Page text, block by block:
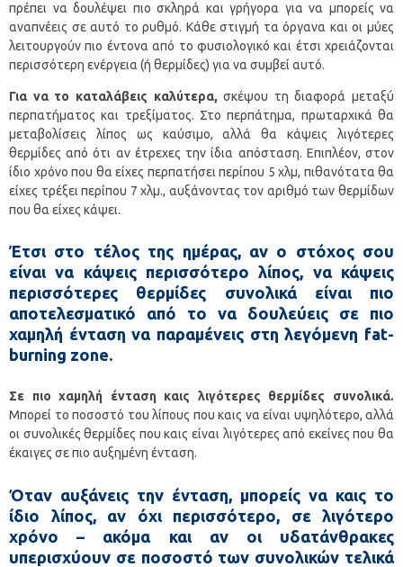
πρέπει να δουλέψει πιο σκληρά και γρήγορα για να μπορείς να
αναπνέεις σε αυτό το ρυθμό. Κάθε στιγμή τα όργανα και οι μύες
λειτουργούν πιο έντονα από το φυσιολογικό και έτσι χρειάζονται
περισσότερη ενέργεια (ή θερμίδες) για να συμβεί αυτό.
Για να το καταλάβεις καλύτερα, σκέψου τη διαφορά μεταξύ
περπατήματος και τρεξίματος. Στο περπάτημα, πρωταρχικά θα
μεταβολίσεις λίπος ως καύσιμο, αλλά θα κάψεις λιγότερες
θερμίδες από ότι αν έτρεχες την ίδια απόσταση. Επιπλέον, στον
ίδιο χρόνο που θα είχες περπατήσει περίπου 5 χλμ, πιθανότατα θα
είχες τρέξει περίπου 7 χλμ., αυξάνοντας τον αριθμό των θερμίδων
που θα είχες κάψει.
Έτσι στο τέλος της ημέρας, αν ο στόχος σου
είναι να κάψεις περισσότερο λίπος, να κάψεις
περισσότερες θερμίδες συνολικά είναι πιο
αποτελεσματικό από το να δουλεύεις σε πιο
χαμηλή ένταση να παραμένεις στη λεγόμενη fat-
burning zone.
Σε πιο χαμηλή ένταση καις λιγότερες θερμίδες συνολικά.
Μπορεί το ποσοστό του λίπους που καις να είναι υψηλότερο, αλλά
οι συνολικές θερμίδες που καις είναι λιγότερες από εκείνες που θα
έκαιγες σε πιο αυξημένη ένταση.
Όταν αυξάνεις την ένταση, μπορείς να καις το
ίδιο λίπος, αν όχι περισσότερο, σε λιγότερο
χρόνο – ακόμα και αν οι υδατάνθρακες
υπερισχύουν σε ποσοστό των συνολικών τελικά